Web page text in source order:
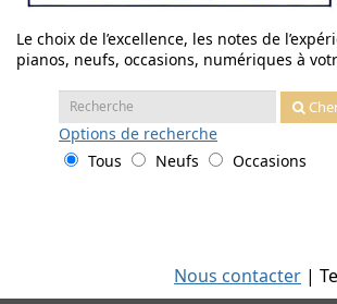
Le choix de l’excellence, les notes de
pianos, neufs, occasions, numériques à
Recherche
:
Options de recherche
Tous
Neufs Occasions
Nous contacter |